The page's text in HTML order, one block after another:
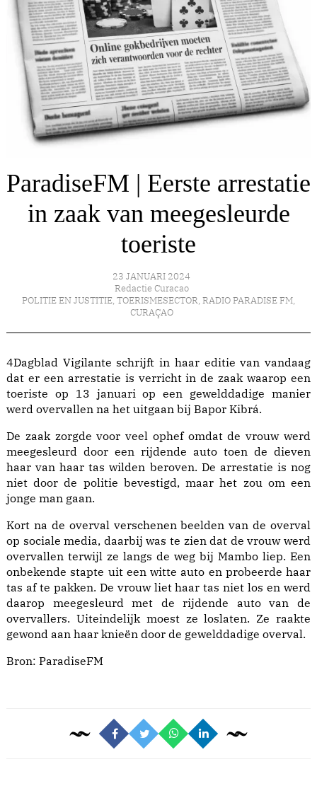
ParadiseFM | Eerste arrestatie
in zaak van meegesleurde
toeriste
23 JANUARI 2024
Redactie Curacao
POLITIE EN JUSTITIE, TOERISMESECTOR, RADIO PARADISE FM,
CURAÇAO
4Dagblad Vigilante schrijft in haar editie van vandaag
dat er een arrestatie is verricht in de zaak waarop een
toeriste op 13 januari op een gewelddadige manier
werd overvallen na het uitgaan bij Bapor Kibrá.
De zaak zorgde voor veel ophef omdat de vrouw werd
meegesleurd door een rijdende auto toen de dieven
haar van haar tas wilden beroven. De arrestatie is nog
niet door de politie bevestigd, maar het zou om een
jonge man gaan.
Kort na de overval verschenen beelden van de overval
op sociale media, daarbij was te zien dat de vrouw werd
overvallen terwijl ze langs de weg bij Mambo liep. Een
onbekende stapte uit een witte auto en probeerde haar
tas af te pakken. De vrouw liet haar tas niet los en werd
daarop meegesleurd met de rijdende auto van de
overvallers. Uiteindelijk moest ze loslaten. Ze raakte
gewond aan haar knieën door de gewelddadige overval.
Bron: ParadiseFM